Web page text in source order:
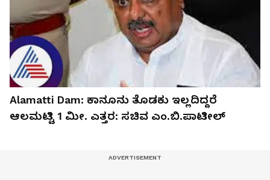
Alamatti Dam: ಕಾನೂನು ತೊಡಕು ಇಲ್ಲದಿದ್ದರೆ
ಆಲಮಟ್ಟಿ 1 ಮೀ. ಎತ್ತರ: ಸಚಿವ ಎಂ.ಬಿ.ಪಾಟೀಲ್